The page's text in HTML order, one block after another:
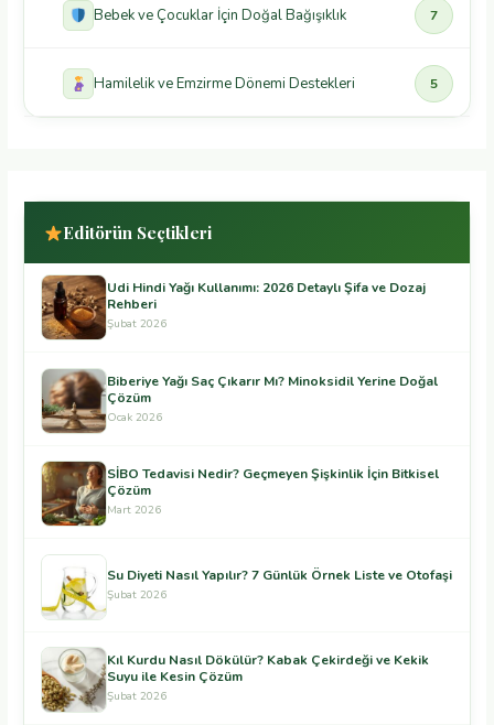
Bebek ve Çocuklar İçin Doğal Bağışıklık 7
Hamilelik ve Emzirme Dönemi Destekleri 5
Editörün Seçtikleri
Udi Hindi Yağı Kullanımı: 2026 Detaylı Şifa ve Dozaj
Rehberi
Şubat 2026
Biberiye Yağı Saç Çıkarır Mı? Minoksidil Yerine Doğal
Çözüm
Ocak 2026
SİBO Tedavisi Nedir? Geçmeyen Şişkinlik İçin Bitkisel
Çözüm
Mart 2026
Su Diyeti Nasıl Yapılır? 7 Günlük Örnek Liste ve Otofaşi
Şubat 2026
Kıl Kurdu Nasıl Dökülür? Kabak Çekirdeği ve Kekik
Suyu ile Kesin Çözüm
Şubat 2026